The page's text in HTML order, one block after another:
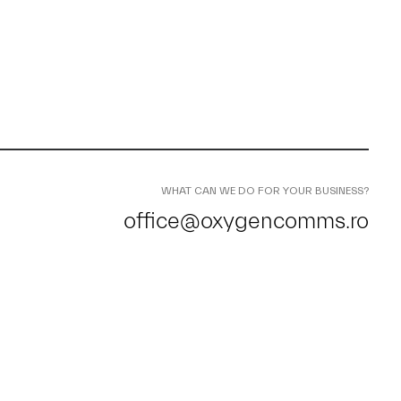
WHAT CAN WE DO FOR YOUR BUSINESS?
office@oxygencomms.ro